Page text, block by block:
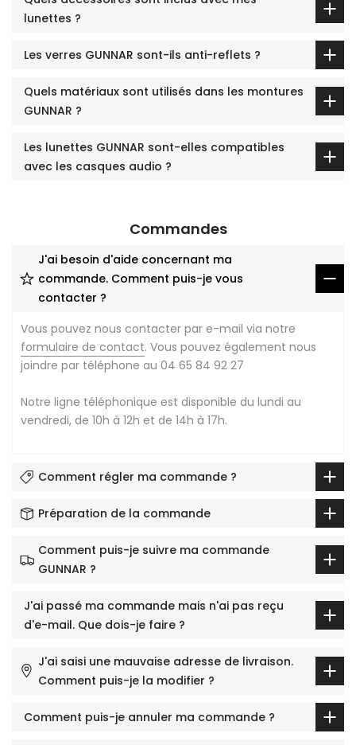
lunettes ?
Les verres GUNNAR sont-ils anti-reflets ?
Quels matériaux sont utilisés dans les montures
GUNNAR ?
Les lunettes GUNNAR sont-elles compatibles
avec les casques audio ?
Commandes
J'ai besoin d'aide concernant ma
commande. Comment puis-je vous
contacter ?
Vous pouvez nous contacter par e-mail via notre
formulaire de contact. Vous pouvez également nous
joindre par téléphone au 04 65 84 92 27
Notre ligne téléphonique est disponible du lundi au
vendredi, de 10h à 12h et de 14h à 17h.
Comment régler ma commande ?
Préparation de la commande
Comment puis-je suivre ma commande
GUNNAR ?
J'ai passé ma commande mais n'ai pas reçu
d'e-mail. Que dois-je faire ?
J'ai saisi une mauvaise adresse de livraison.
Comment puis-je la modifier ?
Comment puis-je annuler ma commande ?